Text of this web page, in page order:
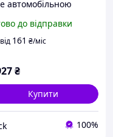
автомобільною
для зв'язку
VHF ЕMN_PS
до відправки
від 161 ₴/міс
₴
Купити
100%